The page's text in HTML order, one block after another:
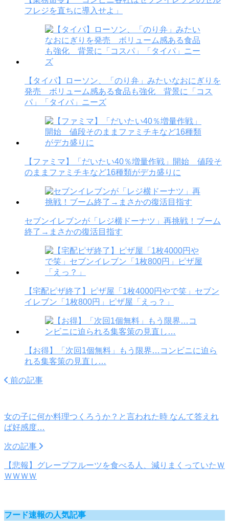
フレジを直ちに導入せよ」
【タイパ】ローソン、「のり弁」みたいなおにぎりを
発売 ボリューム感ある食品も強化 背景に「コス
パ」「タイパ」ニーズ
【ファミマ】「だいたい40％増量作戦」開始 値段そ
のままファミチキなど16種類がデカ盛りに
セブンイレブンが「レジ横ドーナツ」再挑戦！ブーム
終了→まさかの復活目指す
【宅配ピザ終了】ピザ屋「1枚4000円やで笑」セブン
イレブン「1枚800円」ピザ屋「えっ？」
【お得】「次回1個無料」もう限界…コンビニに迫ら
れる集客策の見直し…
前の記事
女の子に何か料理つくろうか？と言われた時 なんて答えれ
ば好感度…
次の記事
【悲報】グレープフルーツを食べる人、減りまくっていたＷ
ＷＷＷＷ
フード速報の人気記事